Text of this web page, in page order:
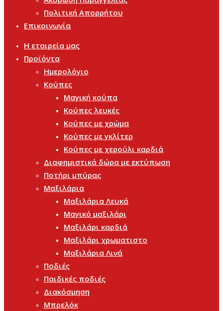
Πολιτική Απορρήτου
Επικοινωνία
Η εταιρεία μας
Προϊόντα
Ημερολόγιο
Κούπες
Μαγική κούπα
Κούπες λευκές
Κούπες με χρώμα
Κούπες με γκλίτερ
Κούπες με χερούλι καρδιά
Διαφημιστικά δώρα με εκτύπωση
Ποτήρι μπύρας
Μαξιλάρια
Μαξιλάρια Λευκά
Μαγικό μαξιλάρι
Μαξιλάρι καρδιά
Μαξιλάρι χρωματιστο
Μαξιλάρια Λινά
Ποδιές
Παιδικές ποδιές
Διακόσμηση
Μπρελόκ